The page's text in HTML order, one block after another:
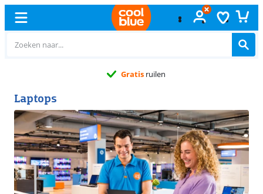
Gratis ruilen
Laptops